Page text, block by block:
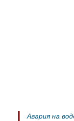
Авария на